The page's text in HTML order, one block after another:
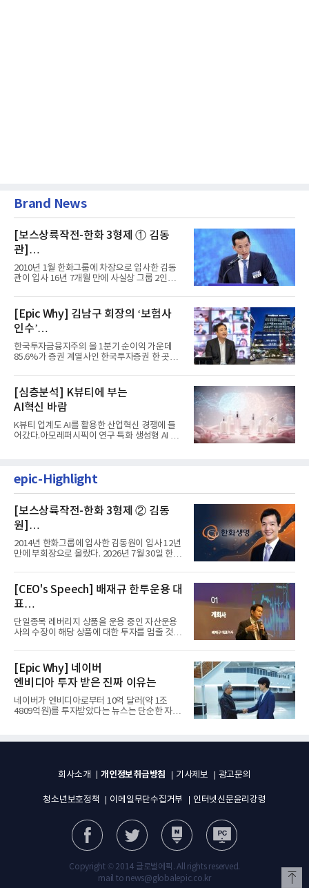
Brand News
[보스상륙작전-한화 3형제 ① 김동
관]
입사 16년 만에 수석부회장 … 경영승
계 ‘초읽기’
2010년 1월 한화그룹에 차장으로 입사한 김동
관이 입사 16년 7개월 만에 사실상 그룹 2인자
[Epic Why] 김남구 회장의 ‘보험사
인수’
발걸음이 신중해진 배경은?
한국투자금융지주의 올 1분기 순이익 가운데
85.6%가 증권 계열사인 한국투자증권 한 곳에
[심층분석] K뷰티에 부는
AI혁신 바람
K뷰티 업계도 AI를 활용한 산업혁신 경쟁에 들
어갔다.아모레퍼시픽이 연구 특화 생성형 AI 플
epic-Highlight
[보스상륙작전-한화 3형제 ② 김동
원]
입사 12년 만에 금융계열 수장 등극
2014년 한화그룹에 입사한 김동원이 입사 12년
만에 부회장으로 올랐다. 2026년 7월 30일 한화
[CEO's Speech] 배재규 한투운용 대
표
“개별종목 레버리지 투자 지금이라도
멈춰라”
단일종목 레버리지 상품을 운용 중인 자산운용
사의 수장이 해당 상품에 대한 투자를 멈출 것을
[Epic Why] 네이버
엔비디아 투자 받은 진짜 이유는
네이버가 엔비디아로부터 10억 달러(약 1조
4809억원)를 투자받았다는 뉴스는 단순한 자금
회사소개 개인정보취급방침 기사제보 광고문의
청소년보호정책 이메일무단수집거부 인터넷신문윤리강령
Copyright © 2014 글로벌에픽. All rights reserved.
mail to news@globalepic.co.kr